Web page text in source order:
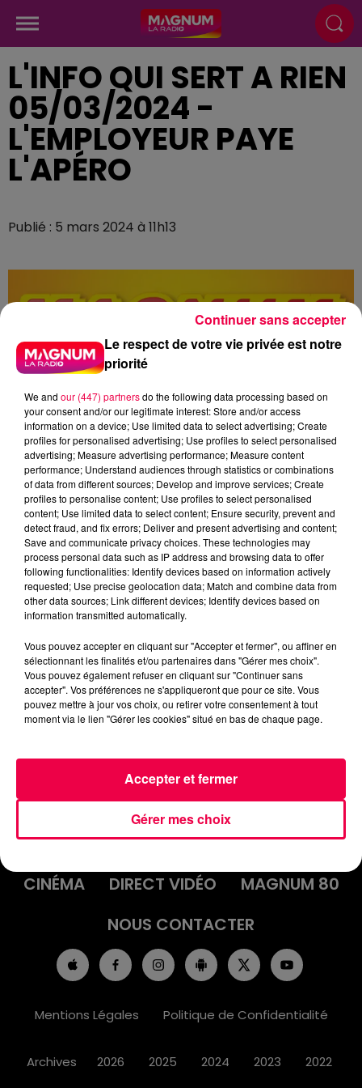
L'INFO QUI SERT A RIEN
05/03/2024 -
L'EMPLOYEUR PAYE
L'APÉRO
Publié : 5 mars 2024 à 11h13
podcasts/2024/03/IQSAR-du-mardi-05-mars.mp3
ACCUEIL INFOS
EMISSIONS
AGENDA
JEUX
PODCASTS
CINÉMA
DIRECT VIDÉO
MAGNUM 80
NOUS CONTACTER
Mentions Légales Politique de Confidentialité
Archives 2026 2025 2024 2023 2022
Le respect de votre vie privée est notre
priorité
We and our (447) partnersdo the following data processing based on
your consent and/or our legitimate interest: Store and/or access
information on a device; Use limited data to select advertising; Create
profiles for personalised advertising; Use profiles to select personalised
advertising; Measure advertising performance; Measure content
performance; Understand audiences through statistics or combinations
of data from different sources; Develop and improve services; Create
profiles to personalise content; Use profiles to select personalised
content; Use limited data to select content; Ensure security, prevent and
detect fraud, and fix errors; Deliver and present advertising and content;
Save and communicate privacy choices. These technologies may
process personal data such as IP address and browsing data to offer
following functionalities: Identify devices based on information actively
requested; Use precise geolocation data; Match and combine data from
other data sources; Link different devices; Identify devices based on
information transmitted automatically.
Vous pouvez accepter en cliquant sur "Accepter et fermer", ou affiner en
sélectionnant les finalités et/ou partenaires dans "Gérer mes choix".
Vous pouvez également refuser en cliquant sur "Continuer sans
accepter". Vos préférences ne s'appliqueront que pour ce site. Vous
pouvez mettre à jour vos choix, ou retirer votre consentement à tout
moment via le lien "Gérer les cookies" situé en bas de chaque page.
Gérer mes choix
Accepter et fermer
Continuer sans accepter